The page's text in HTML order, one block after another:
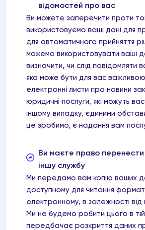
Ви можете заперечити проти
використовуємо ваші дані для
для автоматичного прийняття
можемо використовувати ваші
визначити, чи слід повідомляти
яка може бути для вас
електронні листи про новини
юридичні послуги, які можуть
іншому випадку, єдиними
це зробимо, є надання вам
відомостей про вас
Ми передамо вам копію ваших
доступному для читання
електронному, в залежності від
Ми не будемо робити цього в
передбачає розкриття даних
Ви маєте право перенести
іншу службу